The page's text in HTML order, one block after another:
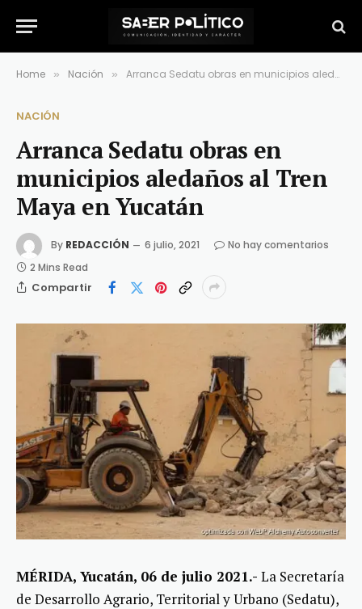
Home » Nación » Arranca Sedatu obras en municipios aledaños al Tren Maya en Yucatán
NACIÓN
Arranca Sedatu obras en
municipios aledaños al Tren
Maya en Yucatán
By REDACCIÓN 6 julio, 2021
No hay comentarios
2 Mins Read
Compartir
MÉRIDA, Yucatán, 06 de julio 2021.- La Secretaría
de Desarrollo Agrario, Territorial y Urbano (Sedatu),